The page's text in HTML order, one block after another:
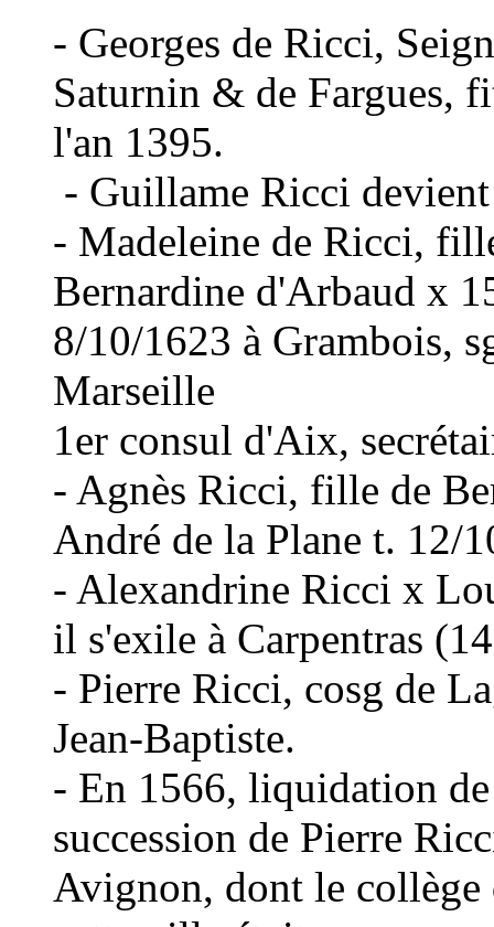
- Georges de Ricci,
Saturnin & de Fargues,
l'an 1395.
- Guillame Ricci
- Madeleine de Ricci,
Bernardine d'Arbaud x
8/10/1623 à Grambois,
Marseille
1er consul d'Aix,
- Agnès Ricci, fille de
André de la Plane t. 12/
- Alexandrine Ricci x
il s'exile à Carpentras
- Pierre Ricci, cosg de
Jean-Baptiste.
- En 1566, liquidation
succession de Pierre
Avignon, dont le collège